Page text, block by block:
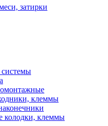
затирки
клеммы
колодки, клеммы